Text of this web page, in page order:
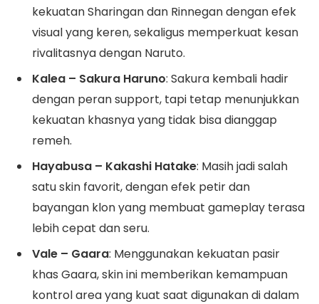
kekuatan Sharingan dan Rinnegan dengan efek
visual yang keren, sekaligus memperkuat kesan
rivalitasnya dengan Naruto.
Kalea – Sakura Haruno: Sakura kembali hadir
dengan peran support, tapi tetap menunjukkan
kekuatan khasnya yang tidak bisa dianggap
remeh.
Hayabusa – Kakashi Hatake: Masih jadi salah
satu skin favorit, dengan efek petir dan
bayangan klon yang membuat gameplay terasa
lebih cepat dan seru.
Vale – Gaara: Menggunakan kekuatan pasir
khas Gaara, skin ini memberikan kemampuan
kontrol area yang kuat saat digunakan di dalam